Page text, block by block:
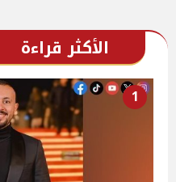
الأكثر قراءة
1